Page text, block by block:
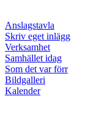
Anslagstavla
Skriv eget inlägg
Verksamhet
Samhället idag
Som det var förr
Bildgalleri
Kalender